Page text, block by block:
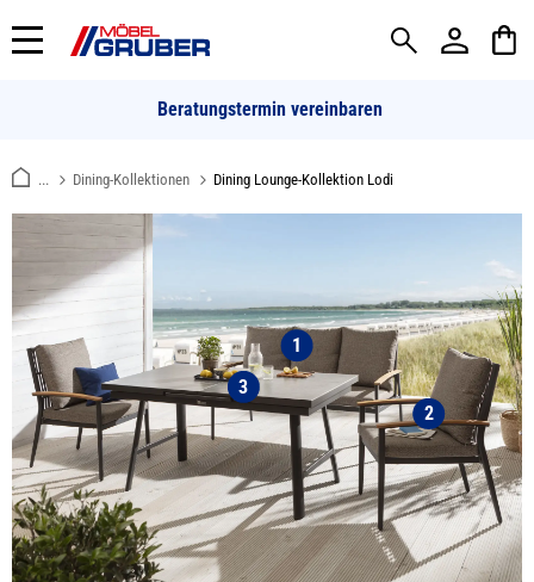
springen
Beratungstermin vereinbaren
... Dining-Kollektionen Dining Lounge-Kollektion Lodi
1
2
3